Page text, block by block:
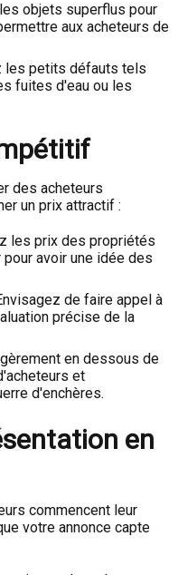
objets superflus pour
aux acheteurs de
les petits défauts tels
fuites d'eau ou les
des acheteurs
un prix attractif :
les prix des propriétés
avoir une idée des
de faire appel à
précise de la
en dessous de
et
d'enchères.
en
commencent leur
votre annonce capte